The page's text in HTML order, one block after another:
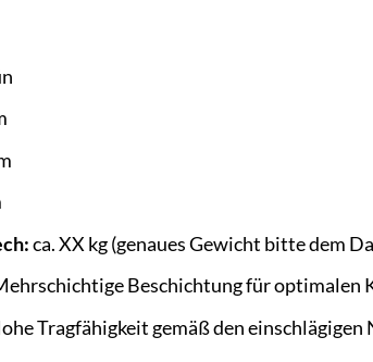
ca. XX kg (genaues Gewicht bitte dem
Beschichtung für optimalen
Tragfähigkeit gemäß den